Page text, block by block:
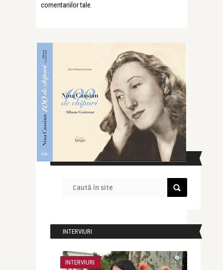
comentariilor tale
CAUTĂ ÎN SITE
INTERVIURI
INTERVIURI